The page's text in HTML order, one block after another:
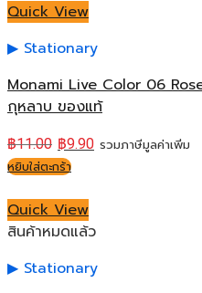
Quick View
Stationary
Monami Live Color 06
กุหลาบ ของแท้
฿11.00 ฿9.90 รวมภาษีมูลค่าเพิ่ม
หยิบใส่ตะกร้า
Quick View
สินค้าหมดแล้ว
Stationary